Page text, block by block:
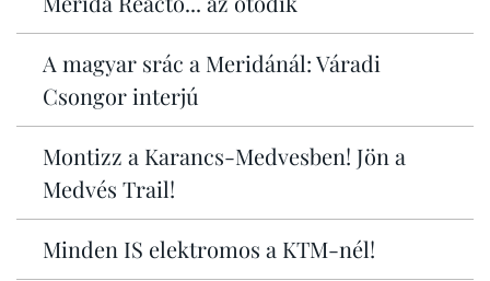
A magyar srác a Meridánál: Váradi
Csongor interjú
Montizz a Karancs-Medvesben! Jön a
Medvés Trail!
Minden IS elektromos a KTM-nél!